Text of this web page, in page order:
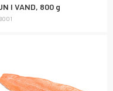
I VAND, 800 g